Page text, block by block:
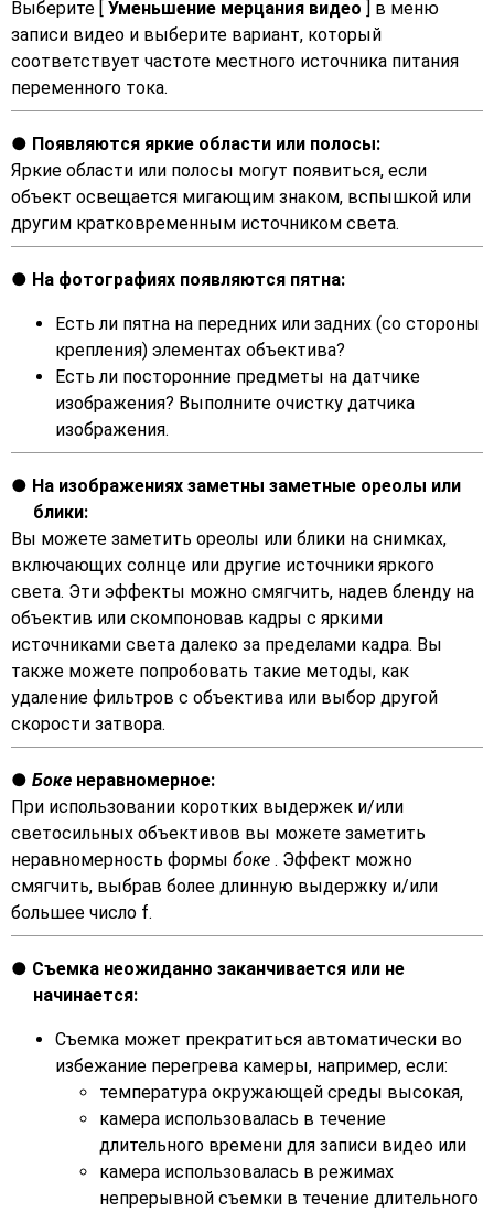
Выберите [ Уменьшение мерцания видео ] в меню
записи видео и выберите вариант, который
соответствует частоте местного источника питания
переменного тока.
Появляются яркие области или полосы:
Яркие области или полосы могут появиться, если
объект освещается мигающим знаком, вспышкой или
другим кратковременным источником света.
На фотографиях появляются пятна:
Есть ли пятна на передних или задних (со стороны
крепления) элементах объектива?
Есть ли посторонние предметы на датчике
изображения? Выполните очистку датчика
изображения.
На изображениях заметны заметные ореолы или
блики:
Вы можете заметить ореолы или блики на снимках,
включающих солнце или другие источники яркого
света. Эти эффекты можно смягчить, надев бленду на
объектив или скомпоновав кадры с яркими
источниками света далеко за пределами кадра. Вы
также можете попробовать такие методы, как
удаление фильтров с объектива или выбор другой
скорости затвора.
Боке неравномерное:
При использовании коротких выдержек и/или
светосильных объективов вы можете заметить
неравномерность формы боке . Эффект можно
смягчить, выбрав более длинную выдержку и/или
большее число f.
Съемка неожиданно заканчивается или не
начинается:
Съемка может прекратиться автоматически во
избежание перегрева камеры, например, если:
температура окружающей среды высокая,
камера использовалась в течение
длительного времени для записи видео или
камера использовалась в режимах
непрерывной съемки в течение длительного